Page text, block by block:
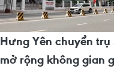
Hưng Yên chuyển
mở rộng không gian